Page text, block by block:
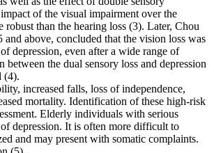
of the visual impairment over the
than the hearing loss (3). Later, Chou
above, concluded that the vision loss was
depression, even after a wide range of
the dual sensory loss and depression
(4).
increased falls, loss of independence,
mortality. Identification of these high-risk
Elderly individuals with serious
depression. It is often more difficult to
and may present with somatic complaints.